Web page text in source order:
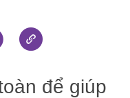
để giúp